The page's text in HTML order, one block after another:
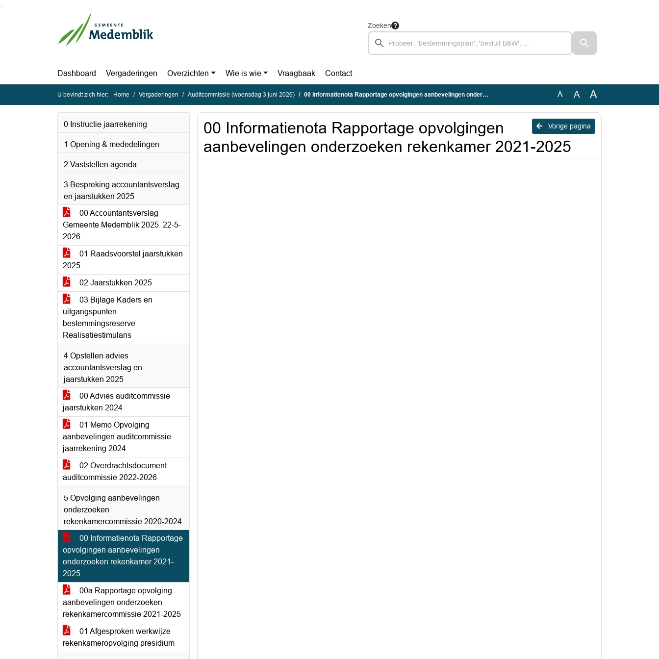
Ga naar de inhoud van deze pagina
Zoeken
Dashboard Vergaderingen Overzichten Wie is wie Vraagbaak Contact
U bevindt zich hier: Home Vergaderingen Auditcommissie (woensdag 3 juni 2026) 00 Informatienota Rapportage opvolgingen aanbevelingen onderzoeken rekenkamer 2021-2025 A A A
0 Instructie jaarrekening
1 Opening & mededelingen
2 Vaststellen agenda
3 Bespreking accountantsverslag
en jaarstukken 2025
00 Accountantsverslag
Gemeente Medemblik 2025. 22-5-
2026
01 Raadsvoorstel jaarstukken
2025
02 Jaarstukken 2025
03 Bijlage Kaders en
uitgangspunten
bestemmingsreserve
Realisatiestimulans
4 Opstellen advies
accountantsverslag en
jaarstukken 2025
00 Advies auditcommissie
jaarstukken 2024
01 Memo Opvolging
aanbevelingen auditcommissie
jaarrekening 2024
02 Overdrachtsdocument
auditcommissie 2022-2026
5 Opvolging aanbevelingen
onderzoeken
rekenkamercommissie 2020-2024
00 Informatienota Rapportage
opvolgingen aanbevelingen
onderzoeken rekenkamer 2021-
2025
00a Rapportage opvolging
aanbevelingen onderzoeken
rekenkamercommissie 2021-2025
01 Afgesproken werkwijze
rekenkameropvolging presidium
Vorige pagina
00 Informatienota Rapportage opvolgingen
aanbevelingen onderzoeken rekenkamer 2021-2025